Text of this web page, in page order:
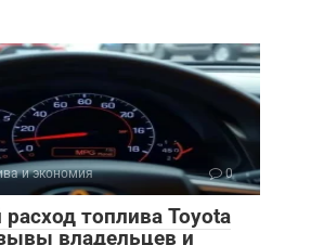
и экономия 0
топлива Toyota
владельцев и